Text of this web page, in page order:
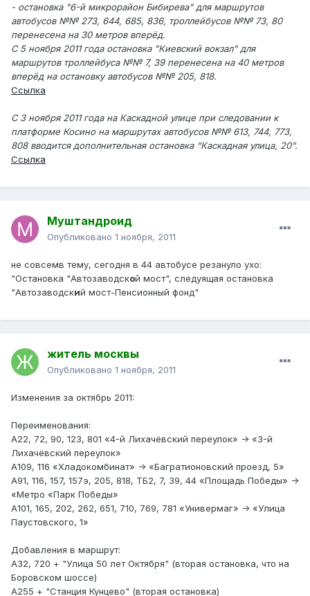
- остановка "6-й микрорайон Бибирева" для маршрутов
автобусов №№ 273, 644, 685, 836, троллейбусов №№ 73, 80
перенесена на 30 метров вперёд.
С 5 ноября 2011 года остановка "Киевский вокзал" для
маршрутов троллейбуса №№ 7, 39 перенесена на 40 метров
вперёд на остановку автобусов №№ 205, 818.
Ссылка
С 3 ноября 2011 года на Каскадной улице при следовании к
платформе Косино на маршрутах автобусов №№ 613, 744, 773,
808 вводится дополнительная остановка “Каскадная улица, 20”.
Ссылка
Муштандроид
Опубликовано 1 ноября, 2011
не совсемв тему, сегодня в 44 автобусе резануло ухо:
"Остановка "Автозаводской мост", следуящая остановка
"Автозаводский мост-Пенсионный фонд"
житель москвы
Опубликовано 1 ноября, 2011
Изменения за октябрь 2011:
Переименования:
А22, 72, 90, 123, 801 «4-й Лихачёвский переулок» -> «3-й
Лихачёвский переулок»
А109, 116 «Хладокомбинат» -> «Багратионовский проезд, 5»
А91, 116, 157, 157э, 205, 818, ТБ2, 7, 39, 44 «Площадь Победы» ->
«Метро «Парк Победы»
А101, 165, 202, 262, 651, 710, 769, 781 «Универмаг» -> «Улица
Паустовского, 1»
Добавления в маршрут:
А32, 720 + "Улица 50 лет Октября" (вторая остановка, что на
Боровском шоссе)
А255 + "Станция Кунцево" (вторая остановка)